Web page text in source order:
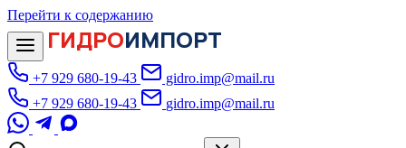
Перейти к содержанию
ГИДРОИМПОРТ
+7 929 680-19-43
gidro.imp@mail.ru
+7 929 680-19-43
gidro.imp@mail.ru